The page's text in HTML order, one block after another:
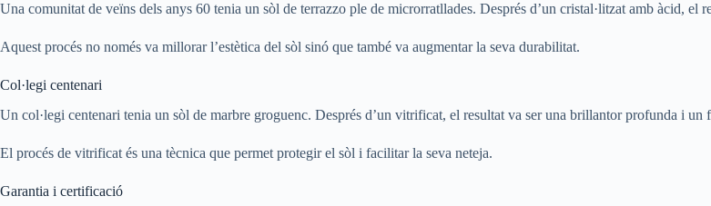
Una comunitat de veïns dels anys 60 tenia un sòl de terrazzo ple de microrratllades. Després d’un cristal·litzat amb àcid, el
Aquest procés no només va millorar l’estètica del sòl sinó que també va augmentar la seva durabilitat.
Col·legi centenari
Un col·legi centenari tenia un sòl de marbre groguenc. Després d’un vitrificat, el resultat va ser una brillantor profunda i un
El procés de vitrificat és una tècnica que permet protegir el sòl i facilitar la seva neteja.
Garantia i certificació